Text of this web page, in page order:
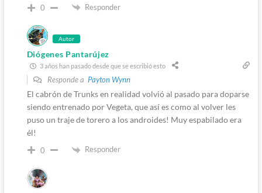
0 Responder
Autor
Diógenes Pantarújez
3 años han pasado desde que se escribió esto
Responde a Payton Wynn
El cabrón de Trunks en realidad volvió al pasado para doparse
siendo entrenado por Vegeta, que así es como al volver les
puso un traje de torero a los androides! Muy espabilado era
él!
0 Responder